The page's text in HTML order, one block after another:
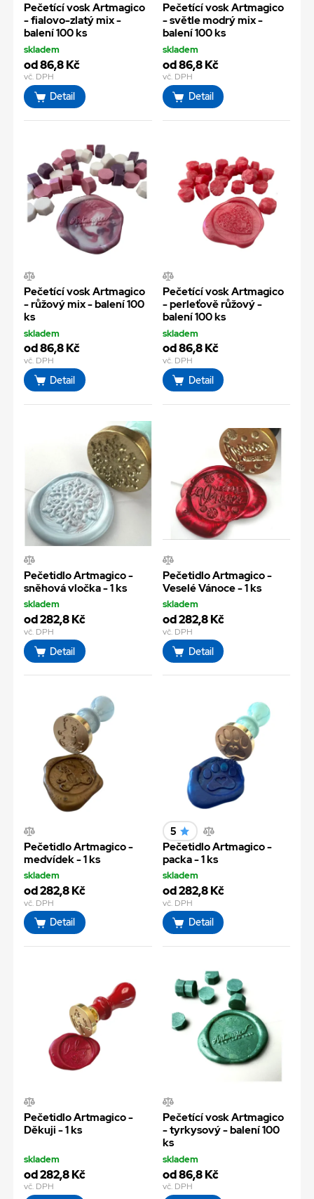
Pečetící vosk Artmagico
- fialovo-zlatý mix -
balení 100 ks
skladem
od 86,8 Kč
vč. DPH
Detail
Pečetící vosk Artmagico
- světle modrý mix -
balení 100 ks
skladem
od 86,8 Kč
vč. DPH
Detail
Pečetící vosk Artmagico
- růžový mix - balení 100
ks
skladem
od 86,8 Kč
vč. DPH
Detail
Pečetící vosk Artmagico
- perleťově růžový -
balení 100 ks
skladem
od 86,8 Kč
vč. DPH
Detail
Pečetidlo Artmagico -
sněhová vločka - 1 ks
skladem
od 282,8 Kč
vč. DPH
Detail
Pečetidlo Artmagico -
Veselé Vánoce - 1 ks
skladem
od 282,8 Kč
vč. DPH
Detail
Pečetidlo Artmagico -
medvídek - 1 ks
skladem
od 282,8 Kč
vč. DPH
Detail
5
Pečetidlo Artmagico -
packa - 1 ks
skladem
od 282,8 Kč
vč. DPH
Detail
Pečetidlo Artmagico -
Děkuji - 1 ks
skladem
od 282,8 Kč
vč. DPH
Pečetící vosk Artmagico
- tyrkysový - balení 100
ks
skladem
od 86,8 Kč
vč. DPH